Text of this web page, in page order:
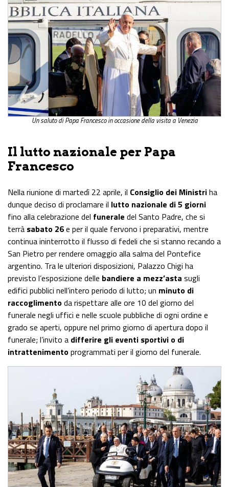
Un saluto di Papa Francesco in occasione della visita a Venezia
Il lutto nazionale per Papa
Francesco
Nella riunione di martedì 22 aprile, il Consiglio dei Ministriha
dunque deciso di proclamare il lutto nazionale di 5 giorni
fino alla celebrazione del funerale del Santo Padre, che si
terrà sabato 26e per il quale fervono i preparativi, mentre
continua ininterrotto il flusso di fedeli che si stanno recando a
San Pietro per rendere omaggio alla salma del Pontefice
argentino. Tra le ulteriori disposizioni, Palazzo Chigi ha
previsto l’esposizione delle bandiere a mezz’asta sugli
edifici pubblici nell’intero periodo di lutto; un minuto di
raccoglimentoda rispettare alle ore 10 del giorno del
funerale negli uffici e nelle scuole pubbliche di ogni ordine e
grado se aperti, oppure nel primo giorno di apertura dopo il
funerale; l’invito a differire gli eventi sportivi o di
intrattenimentoprogrammati per il giorno del funerale.